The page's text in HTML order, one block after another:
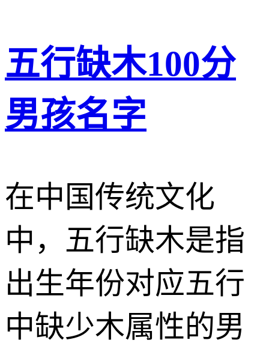
五行缺木100分
男孩名字
在中国传统文化
中，五行缺木是指
出生年份对应五行
中缺少木属性的男